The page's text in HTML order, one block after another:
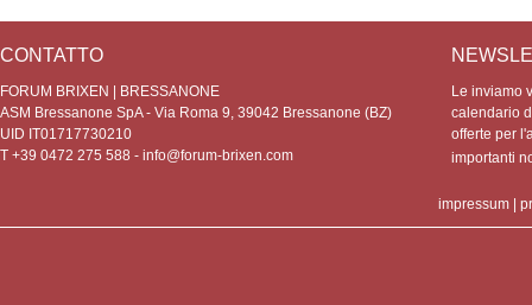
CONTATTO
FORUM BRIXEN | BRESSANONE
ASM Bressanone SpA - Via Roma 9, 39042 Bressanone (BZ)
UID IT01717730210
T +39 0472 275 588 - info@forum-brixen.com
Le inviamo
calendario
offerte per
importanti
impressum